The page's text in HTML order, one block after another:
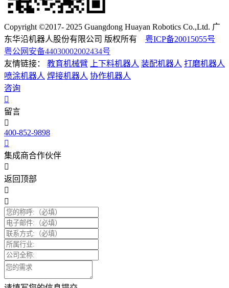
Copyright ©2017- 2025 Guangdong Huayan Robotics Co.,Ltd. 广
东华沿机器人股份有限公司 版权所有 粤ICP备20015055号
粤公网安备44030002002434号
友情链接：
教育机械臂 上下料机器人 装配机器人 打磨机器人
喷涂机器人 焊接机器人 协作机器人
咨询
留言
400-852-9898
集成商合作伙伴
返回顶部